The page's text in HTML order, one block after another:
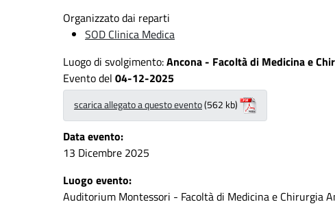
Organizzato dai reparti
SOD Clinica Medica
Luogo di svolgimento:Ancona - Facoltà di Medicina e
Evento del 04-12-2025
scarica allegato a questo evento(562 kb)
Data evento:
13 Dicembre 2025
Luogo evento:
Auditorium Montessori - Facoltà di Medicina e Chirurgia